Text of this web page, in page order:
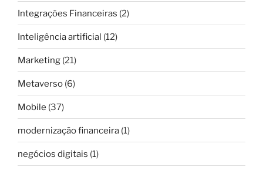
Integrações Financeiras (2)
Inteligência artificial (12)
Marketing (21)
Metaverso (6)
Mobile (37)
modernização financeira (1)
negócios digitais (1)